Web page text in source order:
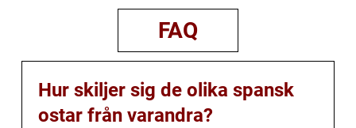
FAQ
Hur skiljer sig de olika spansk
ostar från varandra?